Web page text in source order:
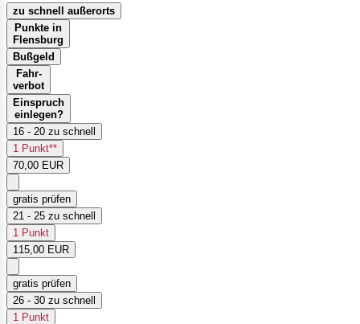
zu schnell außerorts
Punkte in
Flensburg
Bußgeld
Fahr-
verbot
Einspruch
einlegen?
16 - 20 zu schnell
1 Punkt**
70,00 EUR
gratis prüfen
21 - 25 zu schnell
1 Punkt
115,00 EUR
gratis prüfen
26 - 30 zu schnell
1 Punkt